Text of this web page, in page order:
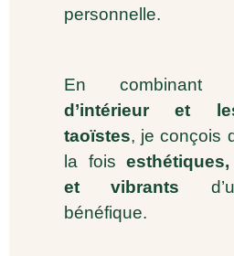
personnelle.
En combinant
d’intérieur et
taoïstes, je conçois
la fois
et vibrants
bénéfique.